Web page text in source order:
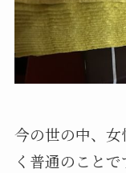
今の世の中、
く普通のこと